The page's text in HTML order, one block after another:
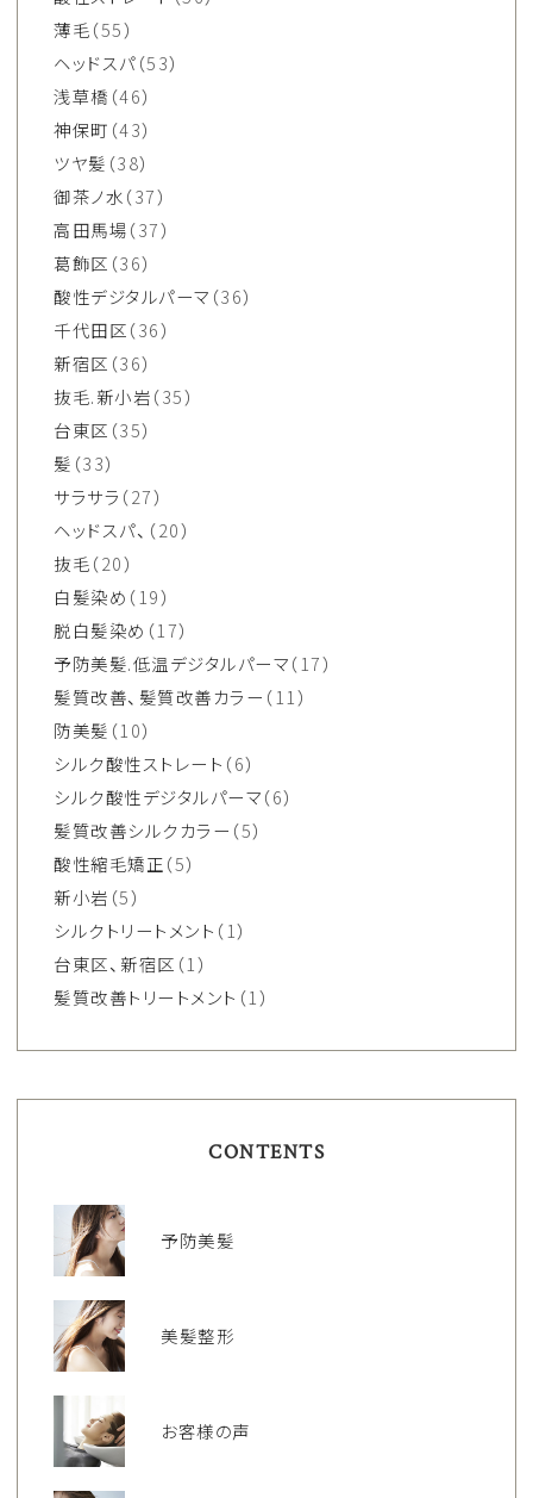
薄毛（55）
ヘッドスパ（53）
浅草橋 （46）
神保町 （43）
ツヤ髪 （38）
御茶ノ水（37）
高田馬場（37）
葛飾区 （36）
酸性デジタルパーマ （36）
千代田区（36）
新宿区 （36）
抜毛.新小岩（35）
台東区 （35）
髪 （33）
サラサラ （27）
ヘッドスパ、 （20）
抜毛（20）
白髪染め （19）
脱白髪染め （17）
予防美髪.低温デジタルパーマ（17）
髪質改善、髪質改善カラー （11）
防美髪 （10）
シルク酸性ストレート （6）
シルク酸性デジタルパーマ（6）
髪質改善シルクカラー （5）
酸性縮毛矯正（5）
新小岩 （5）
シルクトリートメント （1）
台東区、新宿区 （1）
髪質改善トリートメント （1）
CONTENTS
予防美髪
美髪整形
お客様の声